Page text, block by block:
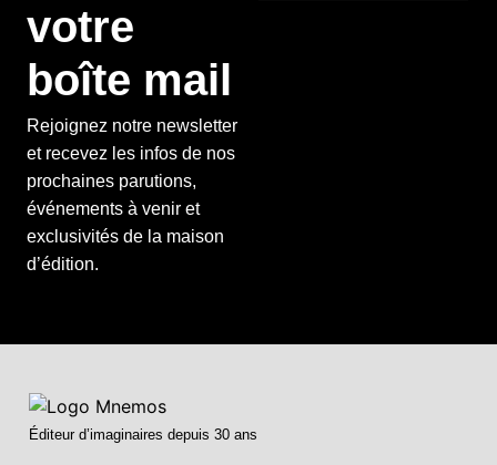
votre
boîte mail
Rejoignez notre newsletter
et recevez les infos de nos
prochaines parutions,
événements à venir et
exclusivités de la maison
d’édition.
Éditeur d’imaginaires depuis 30 ans